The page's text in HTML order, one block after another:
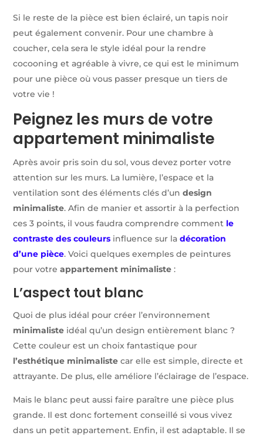
Si le reste de la pièce est bien éclairé, un tapis noir
peut également convenir. Pour une chambre à
coucher, cela sera le style idéal pour la rendre
cocooning et agréable à vivre, ce qui est le minimum
pour une pièce où vous passer presque un tiers de
votre vie !
Peignez les murs de votre
appartement minimaliste
Après avoir pris soin du sol, vous devez porter votre
attention sur les murs. La lumière, l’espace et la
ventilation sont des éléments clés d’undesign
minimaliste. Afin de manier et assortir à la perfection
ces 3 points, il vous faudra comprendre comment le
contraste des couleurs influence sur ladécoration
d’une pièce. Voici quelques exemples de peintures
pour votreappartement minimaliste :
L’aspect tout blanc
Quoi de plus idéal pour créer l’environnement
minimaliste idéal qu’un design entièrement blanc ?
Cette couleur est un choix fantastique pour
l’esthétique minimaliste car elle est simple, directe et
attrayante. De plus, elle améliore l’éclairage de l’espace.
Mais le blanc peut aussi faire paraître une pièce plus
grande. Il est donc fortement conseillé si vous vivez
dans un petit appartement. Enfin, il est adaptable. Il se